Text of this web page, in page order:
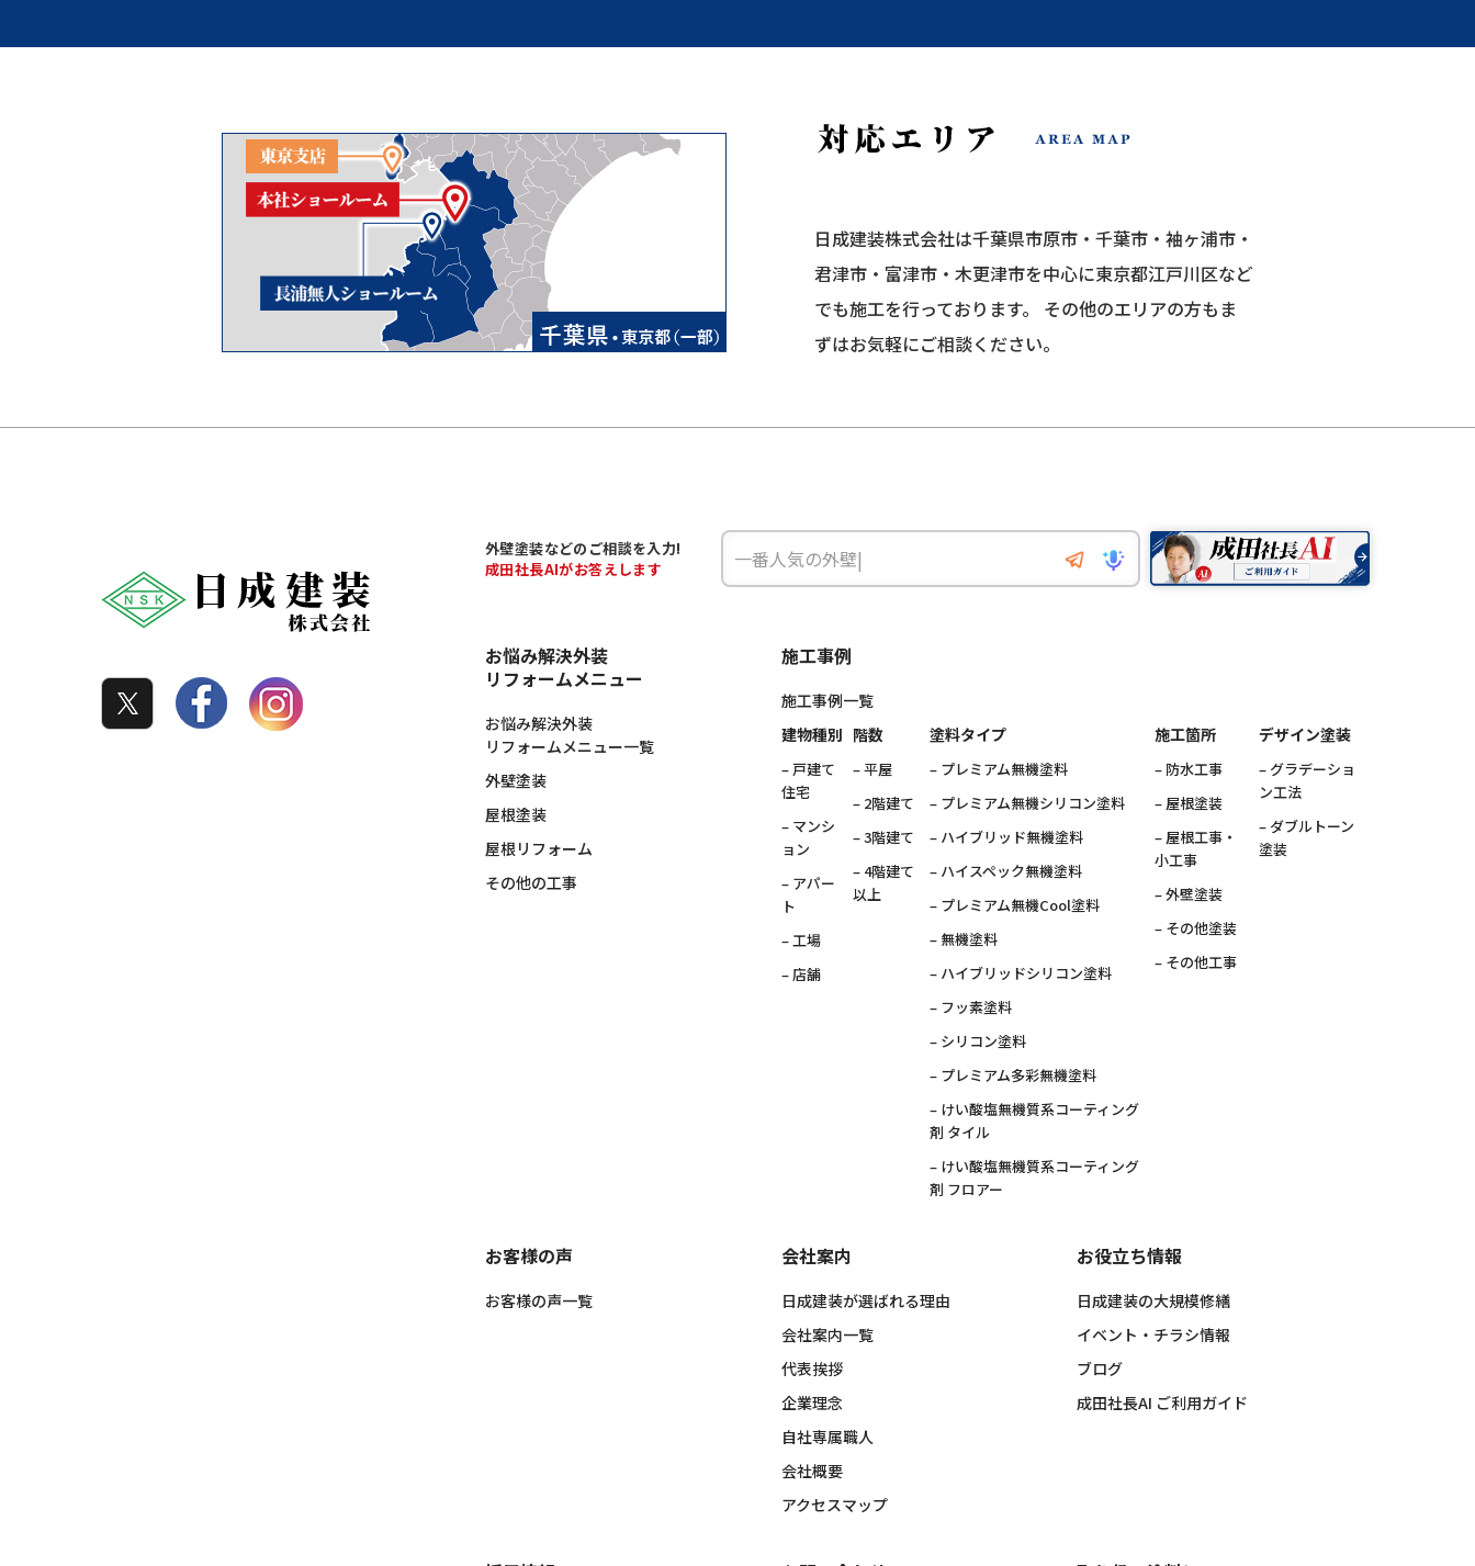
日成建装株式会社は千葉県市原市・千葉市・袖ヶ浦市・
君津市・富津市・木更津市を中心に東京都江戸川区など
でも施工を行っております。
その他のエリアの方もま
ずはお気軽にご相談ください。
外壁塗装などの ご相談を入力!
成田社長AIがお答えします
お悩み解決外装
リフォームメニュー
お悩み解決外装
リフォームメニュー一覧
外壁塗装
屋根塗装
屋根リフォーム
その他の工事
施工事例
施工事例一覧
建物種別
– 戸建て
住宅
– マンシ
ョン
– アパー
ト
– 工場
– 店舗
階数
– 平屋
– 2階建て
– 3階建て
– 4階建て
以上
塗料タイプ
– プレミアム無機塗料
– プレミアム無機シリコン塗料
– ハイブリッド無機塗料
– ハイスペック無機塗料
– プレミアム無機Cool塗料
– 無機塗料
– ハイブリッドシリコン塗料
– フッ素塗料
– シリコン塗料
– プレミアム多彩無機塗料
– けい酸塩無機質系コーティング
剤 タイル
– けい酸塩無機質系コーティング
剤 フロアー
施工箇所
– 防水工事
– 屋根塗装
– 屋根工事・
小工事
– 外壁塗装
– その他塗装
– その他工事
デザイン塗装
– グラデーショ
ン工法
– ダブルトーン
塗装
お客様の声
お客様の声一覧
会社案内
日成建装が選ばれる理由
会社案内一覧
代表挨拶
企業理念
自社専属職人
会社概要
アクセスマップ
お役立ち情報
日成建装の大規模修繕
イベント・チラシ情報
ブログ
成田社長AI ご利用ガイド